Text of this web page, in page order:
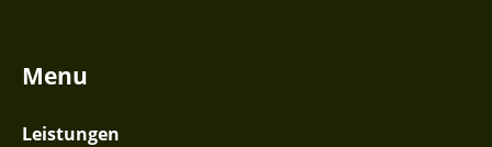
Menu
Leistungen